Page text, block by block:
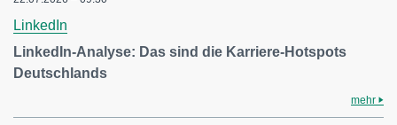
LinkedIn
LinkedIn-Analyse: Das sind die Karriere-Hotspots
Deutschlands
mehr